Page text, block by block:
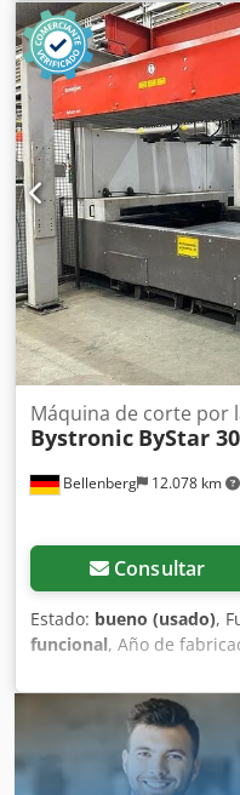
inoxidable (máx.):20 mm
(máx.):12 mm, con
CNC ByVision con
Dimensión nominal de la
de corte X, Y: 3048 x
Z: 170 mm Eje rotativo:
Alojamiento de perfil
Alimentación de perfil a
Longitud máxima de
Potencia láser: 4,4 kW
Espesor de material
material aluminio: 12
técnicos, accesorios y la
vinculantes.
Bellenberg 12.078 km
Máquina de corte por
Bystronic ByStar
Consultar
Estado: bueno (usado),
funcional, Año de
láser de cama plana CO²
(automatización de
haz: 20 mm Potencia del
máquina (L/A/H): 9500/
Longitud y ancho de la